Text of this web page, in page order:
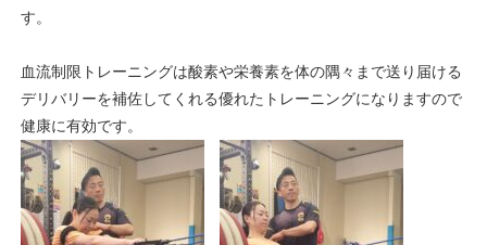
す。
血流制限トレーニングは酸素や栄養素を体の隅々まで送り届ける
デリバリーを補佐してくれる優れたトレーニングになりますので
健康に有効です。